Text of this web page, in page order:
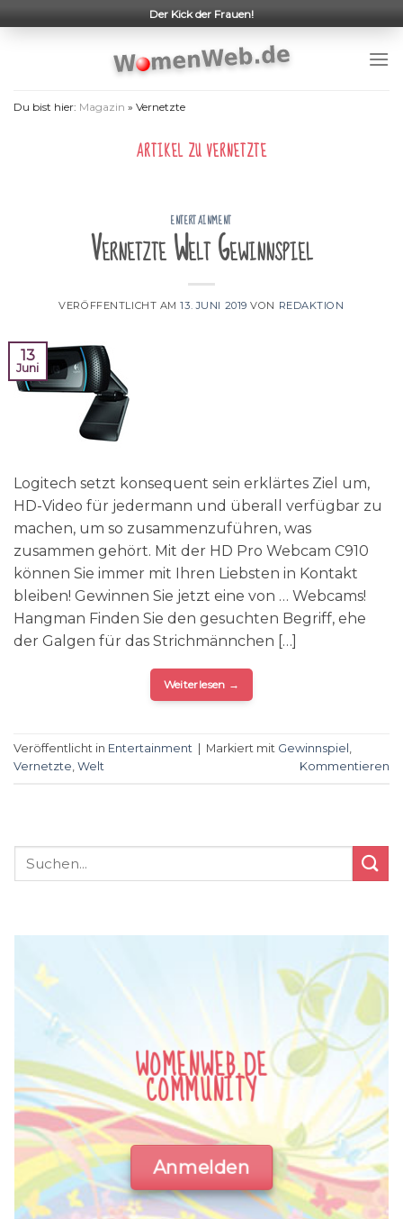
to
Der Kick der Frauen!
Du bist hier: Magazin » Vernetzte
ARTIKEL ZUVERNETZTE
ENTERTAINMENT
Vernetzte Welt Gewinnspiel
VERÖFFENTLICHT AM13. JUNI 2019 VON REDAKTION
13
Juni
Logitech setzt konsequent sein erklärtes Ziel um,
HD-Video für jedermann und überall verfügbar zu
machen, um so zusammenzuführen, was
zusammen gehört. Mit der HD Pro Webcam C910
können Sie immer mit Ihren Liebsten in Kontakt
bleiben! Gewinnen Sie jetzt eine von … Webcams!
Hangman Finden Sie den gesuchten Begriff, ehe
der Galgen für das Strichmännchen […]
Weiterlesen →
Veröffentlicht in Entertainment Markiert mit Gewinnspiel
Vernetzte Welt Kommentieren
WOMENWEB.DE
COMMUNITY
Anmelden